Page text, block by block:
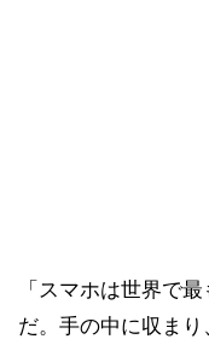
「スマホは世界で
だ。手の中に収ま